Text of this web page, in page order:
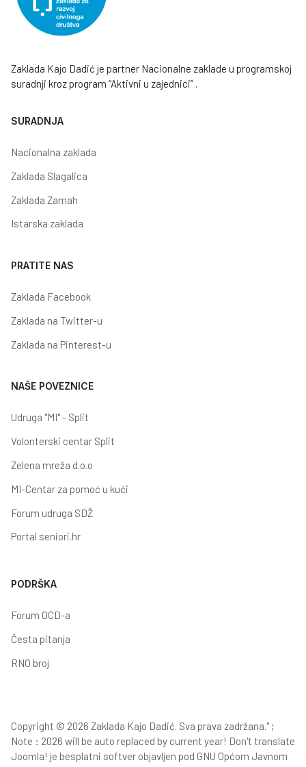
Zaklada Kajo Dadić je partner Nacionalne zaklade u programskoj
suradnji kroz program “Aktivni u zajednici” .
SURADNJA
Nacionalna zaklada
Zaklada Slagalica
Zaklada Zamah
Istarska zaklada
PRATITE NAS
Zaklada Facebook
Zaklada na Twitter-u
Zaklada na Pinterest-u
NAŠE POVEZNICE
Udruga "MI" - Split
Volonterski centar Split
Zelena mreža d.o.o
MI-Centar za pomoć u kući
Forum udruga SDŽ
Portal seniori.hr
PODRŠKA
Forum OCD-a
Česta pitanja
RNO broj
Copyright © 2026 Zaklada Kajo Dadić. Sva prava zadržana." ;
Note : 2026 will be auto replaced by current year! Don't translate
Joomla! je besplatni softver objavljen pod GNU Općom Javnom